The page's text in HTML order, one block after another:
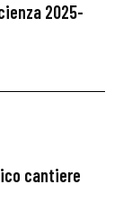
2025-
cantiere